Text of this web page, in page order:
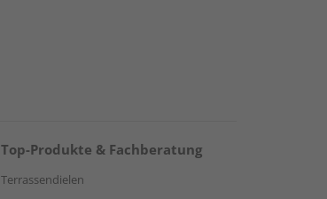
Top-Produkte & Fachberatung
Terrassendielen